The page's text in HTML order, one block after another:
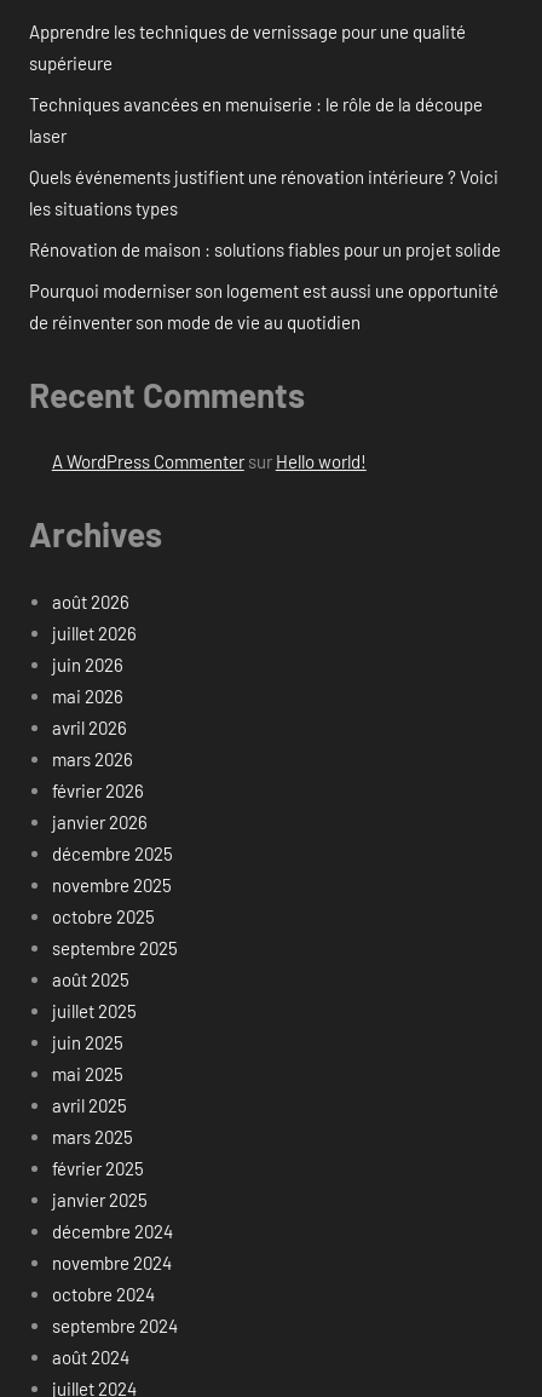
Apprendre les techniques de vernissage pour une qualité
supérieure
Techniques avancées en menuiserie : le rôle de la découpe
laser
Quels événements justifient une rénovation intérieure ? Voici
les situations types
Rénovation de maison : solutions fiables pour un projet solide
Pourquoi moderniser son logement est aussi une opportunité
de réinventer son mode de vie au quotidien
Recent Comments
A WordPress Commentersur Hello world!
Archives
août 2026
juillet 2026
juin 2026
mai 2026
avril 2026
mars 2026
février 2026
janvier 2026
décembre 2025
novembre 2025
octobre 2025
septembre 2025
août 2025
juillet 2025
juin 2025
mai 2025
avril 2025
mars 2025
février 2025
janvier 2025
décembre 2024
novembre 2024
octobre 2024
septembre 2024
août 2024
juillet 2024